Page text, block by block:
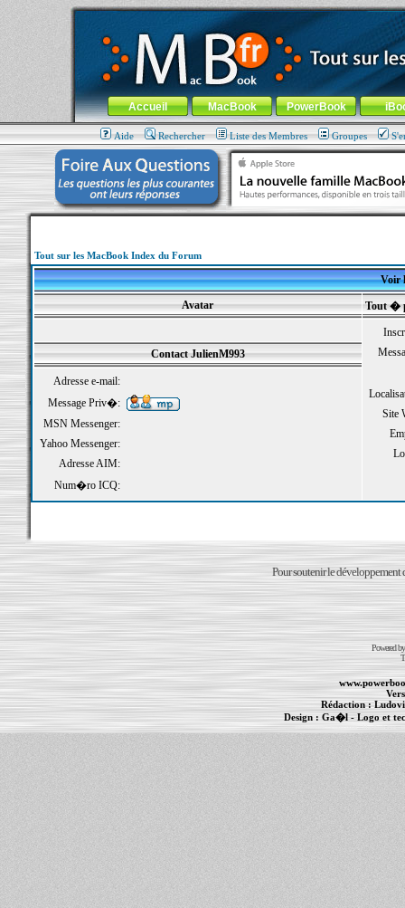
MacBook-fr.com : 100% Apple... 100% nomade !
Aller au contenu-Aller au menu général-Aller au menu de
Menu général
Accueil MacBook PowerBook
Aide Rechercher Liste des Membres Groupes
Tout sur les MacBook Index du Forum
Voir
Avatar
Tout �
Site
Contact JulienM993
Adresse e-mail:
Message Priv�:
MSN Messenger:
Yahoo Messenger:
Adresse AIM:
Num�ro ICQ:
Pour soutenir le développement
Powered
Rédaction :
Design : Ga�l- Logo et
MacBook Pro -